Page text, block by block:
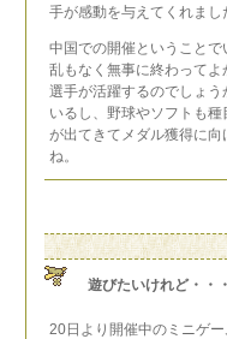
手が感動を与えてくれまし
中国での開催ということ
乱もなく無事に終わって
選手が活躍するのでしょ
いるし、野球やソフトも
が出てきてメダル獲得に
ね。
遊びたいけれど・・
20日より開催中のミニゲ